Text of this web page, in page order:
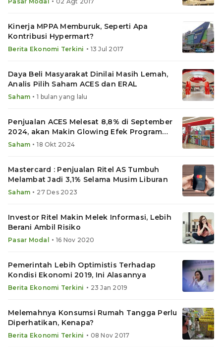
Kinerja MPPA Memburuk, Seperti Apa
Kontribusi Hypermart?
Berita Ekonomi Terkini • 13 Jul 2017
Daya Beli Masyarakat Dinilai Masih Lemah,
Analis Pilih Saham ACES dan ERAL
Saham • 1 bulan yang lalu
Penjualan ACES Melesat 8,8% di September
2024, akan Makin Glowing Efek Program
Prabowo?
Saham • 18 Okt 2024
Mastercard : Penjualan Ritel AS Tumbuh
Melambat Jadi 3,1% Selama Musim Liburan
Saham • 27 Des 2023
Investor Ritel Makin Melek Informasi, Lebih
Berani Ambil Risiko
Pasar Modal • 16 Nov 2020
Pemerintah Lebih Optimistis Terhadap
Kondisi Ekonomi 2019, Ini Alasannya
Berita Ekonomi Terkini • 23 Jan 2019
Melemahnya Konsumsi Rumah Tangga Perlu
Diperhatikan, Kenapa?
Berita Ekonomi Terkini • 08 Nov 2017